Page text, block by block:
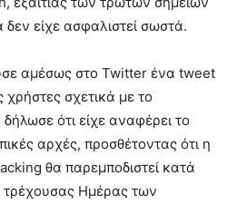
είχε ασφαλιστεί σωστά.
αμέσως στο Twitter ένα tweet
σχετικά με το
δήλωσε ότι είχε αναφέρει το
αρχές, προσθέτοντας ότι η
θα παρεμποδιστεί κατά
τρέχουσας Ημέρας των